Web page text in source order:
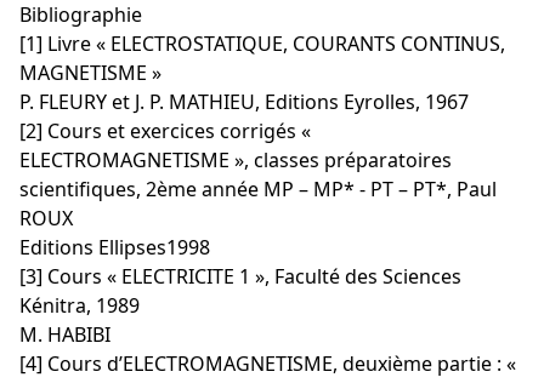
Bibliographie
[1] Livre « ELECTROSTATIQUE, COURANTS CONTINUS,
MAGNETISME »
P. FLEURY et J. P. MATHIEU, Editions Eyrolles, 1967
[2] Cours et exercices corrigés «
ELECTROMAGNETISME », classes préparatoires
scientifiques, 2ème année MP – MP* - PT – PT*, Paul
ROUX
Editions Ellipses1998
[3] Cours « ELECTRICITE 1 », Faculté des Sciences
Kénitra, 1989
M. HABIBI
[4] Cours d’ELECTROMAGNETISME, deuxième partie : «